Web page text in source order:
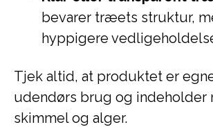
bevarer træets struktur,
hyppigere
Tjek altid, at produktet er
udendørs brug og indeholder
skimmel og alger.